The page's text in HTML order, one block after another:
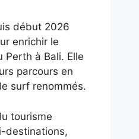
début 2026
enrichir le
à Bali. Elle
parcours en
surf renommés.
tourisme
destinations,